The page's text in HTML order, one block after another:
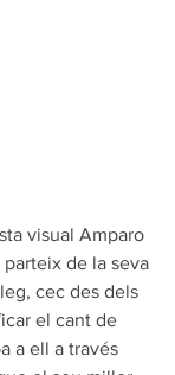
visual Amparo
de la seva
cec des dels
el cant de
a ell a través